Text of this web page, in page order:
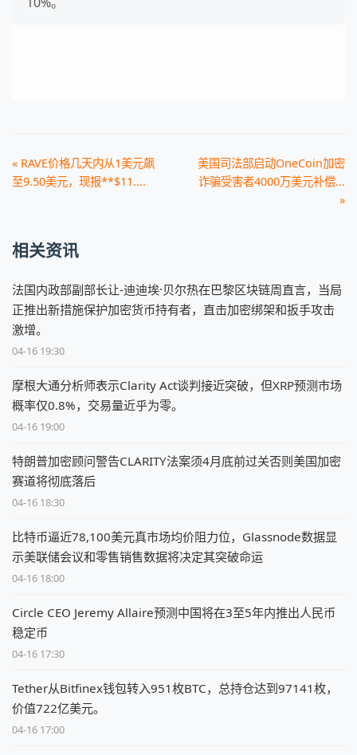
« RAVE价格几天内从1美元飙
至9.50美元，现报**$11....
美国司法部启动OneCoin加密
诈骗受害者4000万美元补偿...
»
相关资讯
法国内政部副部长让-迪迪埃·贝尔热在巴黎区块链周直言，当局
正推出新措施保护加密货币持有者，直击加密绑架和扳手攻击
激增。
04-16 19:30
摩根大通分析师表示Clarity Act谈判接近突破，但XRP预测市场
概率仅0.8%，交易量近乎为零。
04-16 19:00
特朗普加密顾问警告CLARITY法案须4月底前过关否则美国加密
赛道将彻底落后
04-16 18:30
比特币逼近78,100美元真市场均价阻力位，Glassnode数据显
示美联储会议和零售销售数据将决定其突破命运
04-16 18:00
Circle CEO Jeremy Allaire预测中国将在3至5年内推出人民币
稳定币
04-16 17:30
Tether从Bitfinex钱包转入951枚BTC，总持仓达到97141枚，
价值722亿美元。
04-16 17:00